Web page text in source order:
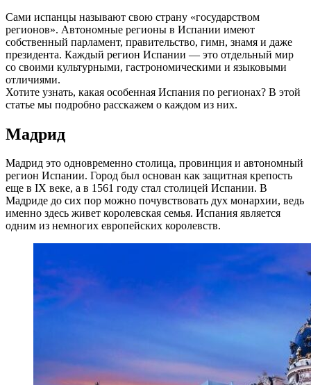
Сами испанцы называют свою страну «государством
регионов». Автономные регионы в Испании имеют
собственный парламент, правительство, гимн, знамя и даже
президента. Каждый регион Испании — это отдельный мир
со своими культурными, гастрономическими и языковыми
отличиями.
Хотите узнать, какая особенная Испания по регионах? В этой
статье мы подробно расскажем о каждом из них.
Мадрид
Мадрид это одновременно столица, провинция и автономный
регион Испании. Город был основан как защитная крепость
еще в IX веке, а в 1561 году стал столицей Испании. В
Мадриде до сих пор можно почувствовать дух монархии, ведь
именно здесь живет королевская семья. Испания является
одним из немногих европейских королевств.